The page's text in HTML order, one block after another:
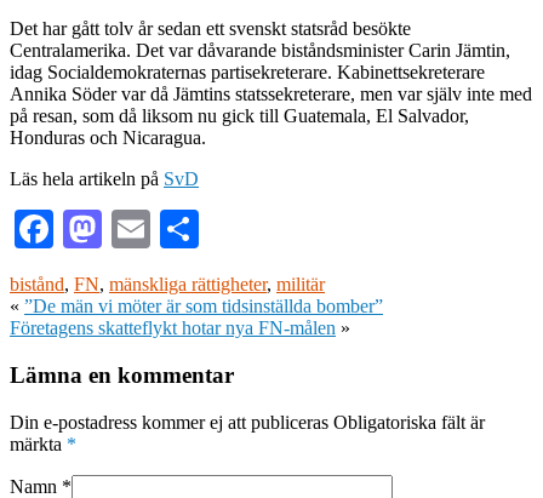
Det har gått tolv år sedan ett svenskt statsråd besökte
Centralamerika. Det var dåvarande biståndsminister Carin Jämtin,
idag Socialdemokraternas partisekreterare. Kabinettsekreterare
Annika Söder var då Jämtins statssekreterare, men var själv inte med
på resan, som då liksom nu gick till Guatemala, El Salvador,
Honduras och Nicaragua.
Läs hela artikeln på SvD
Facebook
Mastodon
Email
bistånd, FN, mänskliga rättigheter, militär
« ”De män vi möter är som tidsinställda bomber”
Företagens skatteflykt hotar nya FN-målen »
Lämna en kommentar
Din e-postadress kommer ej att publiceras Obligatoriska fält är
märkta *
Namn *